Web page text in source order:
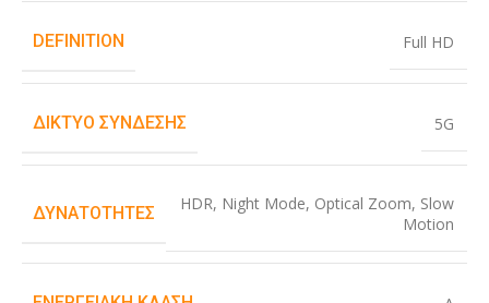
DEFINITION Full HD
ΔΊΚΤΥΟ ΣΎΝΔΕΣΗΣ 5G
ΔΥΝΑΤΌΤΗΤΕΣ HDR, Night Mode, Optical Zoom, Slow
Motion